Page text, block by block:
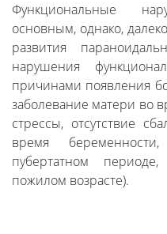
Функциональные
основным, однако,
развития
нарушения
причинами появления
заболевание матери во
стрессы, отсутствие
время
пубертатном
пожилом возрасте).